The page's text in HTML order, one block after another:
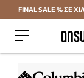
FINAL SALE % ΣΕ